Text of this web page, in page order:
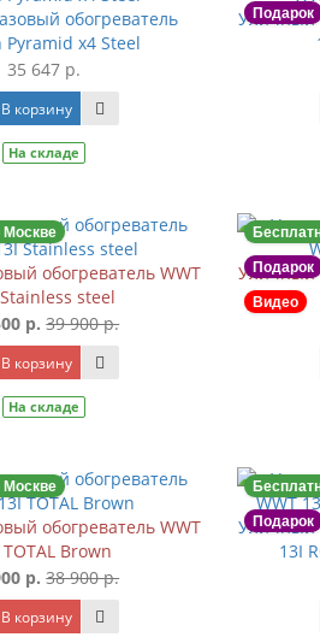
обогреватель
Pyramid x4 Steel
35 647 р.
В корзину
На складе
Подарок
Уличный
Москве
обогреватель WWT
steel
р. 39 900 р.
В корзину
На складе
Подарок
Видео
Уличный
Москве
обогреватель WWT
Brown
р. 38 900 р.
В корзину
Подарок
Уличный
13I